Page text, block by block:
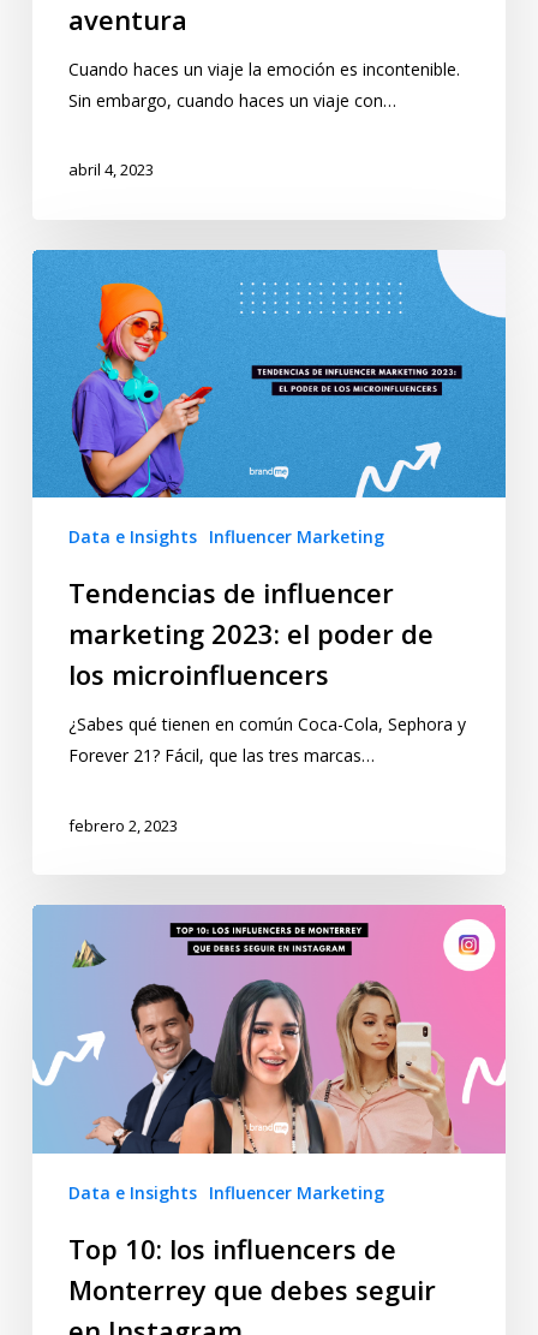
aventura
Cuando haces un viaje la emoción es incontenible.
Sin embargo, cuando haces un viaje con…
abril 4, 2023
Data e Insights Influencer Marketing
Tendencias de influencer
marketing 2023: el poder de
los microinfluencers
¿Sabes qué tienen en común Coca-Cola, Sephora y
Forever 21? Fácil, que las tres marcas…
febrero 2, 2023
Data e Insights Influencer Marketing
Top 10: los influencers de
Monterrey que debes seguir